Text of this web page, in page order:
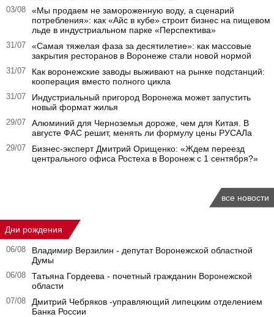
03/08
«Мы продаем не замороженную воду, а сценарий
потребления»: как «Айс в кубе» строит бизнес на пищевом
льде в индустриальном парке «Перспектива»
31/07
«Самая тяжелая фаза за десятилетие»: как массовые
закрытия ресторанов в Воронеже стали новой нормой
31/07
Как воронежские заводы выживают на рынке подстанций:
кооперация вместо полного цикла
31/07
Индустриальный пригород Воронежа может запустить
новый формат жилья
29/07
Алюминий для Черноземья дороже, чем для Китая. В
августе ФАС решит, менять ли формулу цены РУСАЛа
29/07
Бизнес-эксперт Дмитрий Орищенко: «Ждем переезд
центрального офиса Ростеха в Воронеж с 1 сентября?»
все новости
Дни рождения
06/08
Владимир Верзилин - депутат Воронежской областной
Думы
06/08
Татьяна Гордеева - почетный гражданин Воронежской
области
07/08
Дмитрий Чебряков -управляющий липецким отделением
Банка России